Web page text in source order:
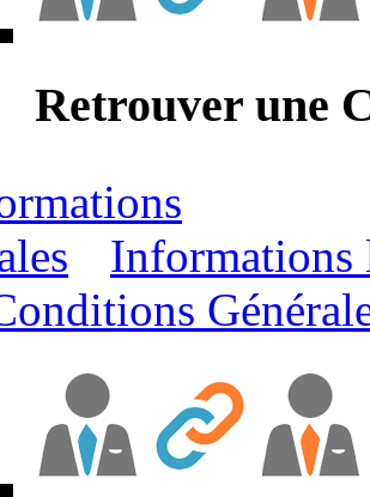
Retrouver une
Informations